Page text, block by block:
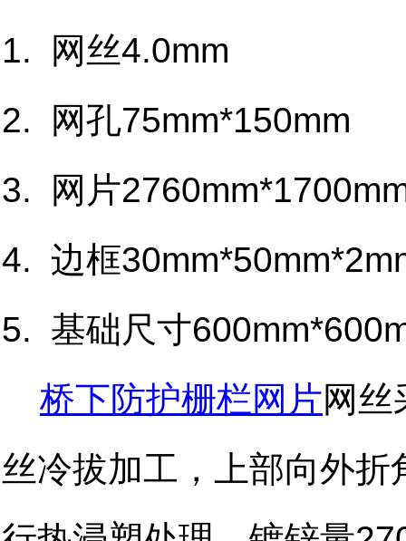
1. 网丝4.0mm
2. 网孔75mm*150mm
3. 网片
4. 边框
5. 基础尺寸
桥下防护栅栏网片网
丝冷拔加工，上部向外